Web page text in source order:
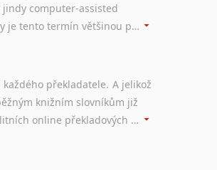
computer-assisted
translation). Do češtiny je tento termín většinou překládán jako počítačem podporovaný překlad či překlad podporovaný počítačem. Nástroje CAT ukládají překládané fráze a při dalším překladu vám je automaticky nabízejí, takže se již nemusíte zdržovat s jejich dalším překládáním.
překladatele. A jelikož
knižním slovníkům již
odzvonilo. Pomocí kvalitních online překladových slovníků již nemusíte únavně listovat alfabetickým schématem uspořádání, stačí napsat vstupní frázi a dřív, než řeknete švec, vyskočí vám hledaný výraz.